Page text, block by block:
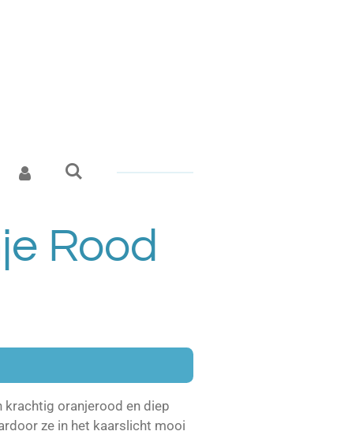
Rood
krachtig oranjerood en diep
ze in het kaarslicht mooi